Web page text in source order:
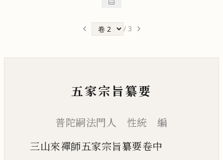
/ 3
五家宗旨纂要
普陀嗣法門人 性統 編
三山來禪師五家宗旨纂要卷中